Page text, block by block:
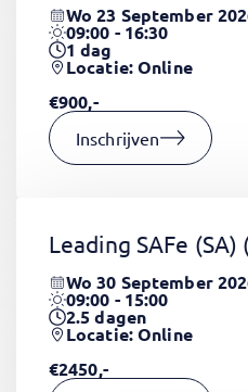
Wo 23 September
09:00 - 16:30
1dag
Locatie: Online
€900,-
Inschrijven
Leading SAFe (SA)
Wo 30 September
09:00 - 15:00
2.5dagen
Locatie: Online
€2450,-